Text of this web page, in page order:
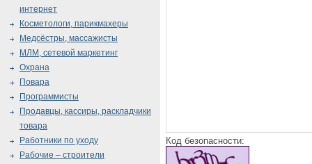
Код безопасности:
интернет
Косметологи, парикмахеры
Медсёстры, массажисты
МЛМ, сетевой маркетинг
Охрана
Повара
Программисты
Продавцы, кассиры, раскладчики
товара
Работники по уходу
Рабочие – строители